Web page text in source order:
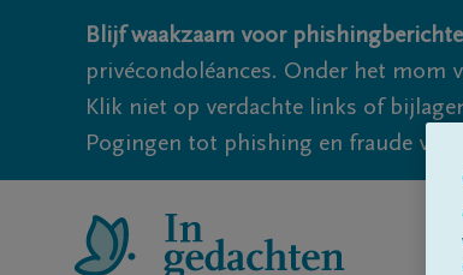
Blijf waakzaam voor
privécondoléances. Onder het mom
Klik niet op verdachte links of
Pogingen tot phishing en fraude